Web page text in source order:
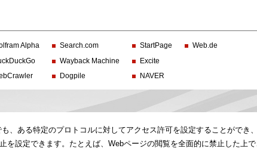
Alpha
Search.com
Wayback Machine
Dogpile
StartPage
Excite
NAVER
Web.de
、ある特定のプロトコルに対してアクセス許可を設定することができ
を設定できます。たとえば、Webページの閲覧を全面的に禁止した上